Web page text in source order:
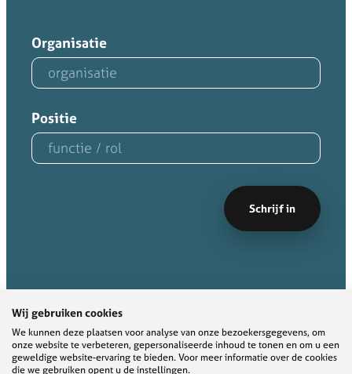
Organisatie
Positie
Wij gebruiken cookies
We kunnen deze plaatsen voor analyse van onze bezoekersgegevens, om
onze website te verbeteren, gepersonaliseerde inhoud te tonen en om u een
geweldige website-ervaring te bieden. Voor meer informatie over de cookies
die we gebruiken opent u de instellingen.